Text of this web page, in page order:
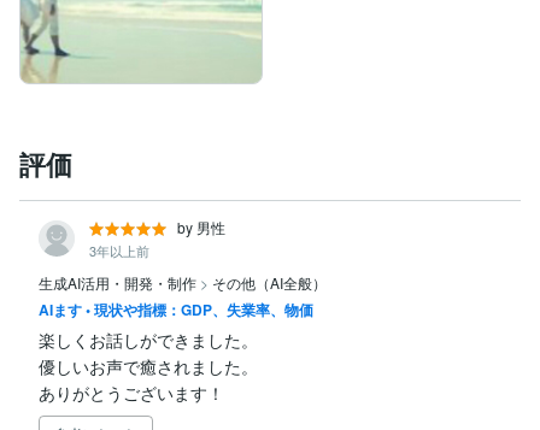
評価
by 男性
3年以上前
生成AI活用・開発・制作 > その他（AI全般）
AIます • 現状や指標：GDP、失業率、物価
楽しくお話しができました。
優しいお声で癒されました。
ありがとうございます！